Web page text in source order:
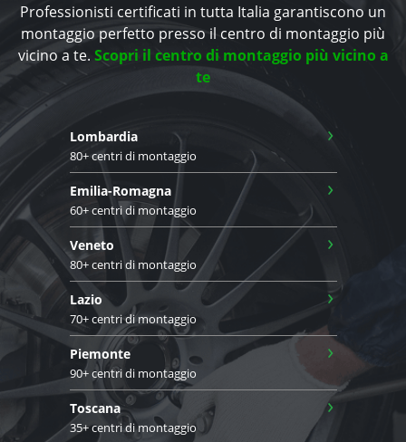
Professionisti certificati in tutta Italia garantiscono un
montaggio perfetto presso il centro di montaggio più
vicino a te. Scopri il centro di montaggio più vicino a
te
Lombardia
80+ centri di montaggio
›
Emilia-Romagna
60+ centri di montaggio
›
Veneto
80+ centri di montaggio
›
Lazio
70+ centri di montaggio
›
Piemonte
90+ centri di montaggio
›
Toscana
35+ centri di montaggio
›